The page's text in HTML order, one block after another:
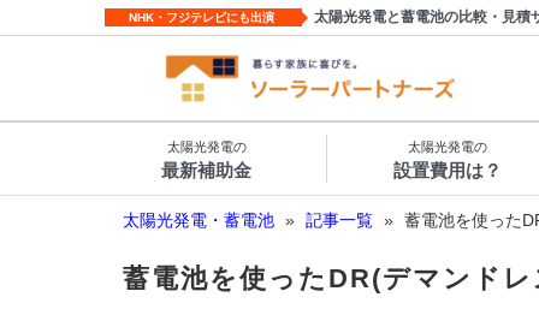
NHK・フジテレビにも出演 太陽光発電と蓄電池の比較・見積
太陽光発電の
最新補助金
太陽光発電の
設置費用は？
太陽光発電・蓄電池 » 記事一覧 » 蓄電池を使った
蓄電池を使ったDR(デマンド